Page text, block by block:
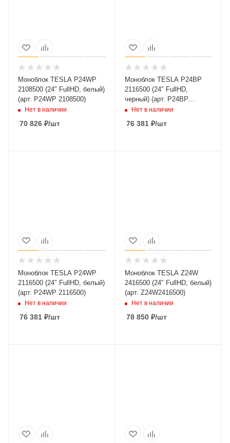
Моноблок TESLA P24WP
2108500 (24″ FullHD, белый)
(арт. P24WP 2108500)
Нет в наличии
70 826 ₽/шт
Моноблок TESLA P24BP
2116500 (24″ FullHD,
черный) (арт. P24BP
2116500)
Нет в наличии
76 381₽/шт
Моноблок TESLA P24WP
2116500 (24″ FullHD, белый)
(арт. P24WP 2116500)
Нет в наличии
76 381 ₽/шт
Моноблок TESLA Z24W
2416500 (24″ FullHD, белый)
(арт. Z24W2416500)
Нет в наличии
78 850₽/шт